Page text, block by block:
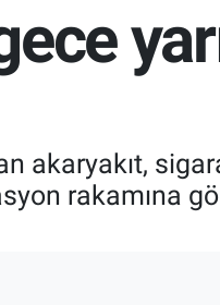
-14
akaryakıt,
rakamına